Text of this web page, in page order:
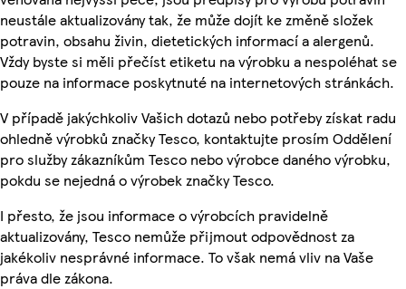
neustále aktualizovány tak, že může dojít ke změně složek
potravin, obsahu živin, dietetických informací a alergenů.
Vždy byste si měli přečíst etiketu na výrobku a nespoléhat se
pouze na informace poskytnuté na internetových stránkách.
V případě jakýchkoliv Vašich dotazů nebo potřeby získat radu
ohledně výrobků značky Tesco, kontaktujte prosím Oddělení
pro služby zákazníkům Tesco nebo výrobce daného výrobku,
pokdu se nejedná o výrobek značky Tesco.
I přesto, že jsou informace o výrobcích pravidelně
aktualizovány, Tesco nemůže přijmout odpovědnost za
jakékoliv nesprávné informace. To však nemá vliv na Vaše
práva dle zákona.